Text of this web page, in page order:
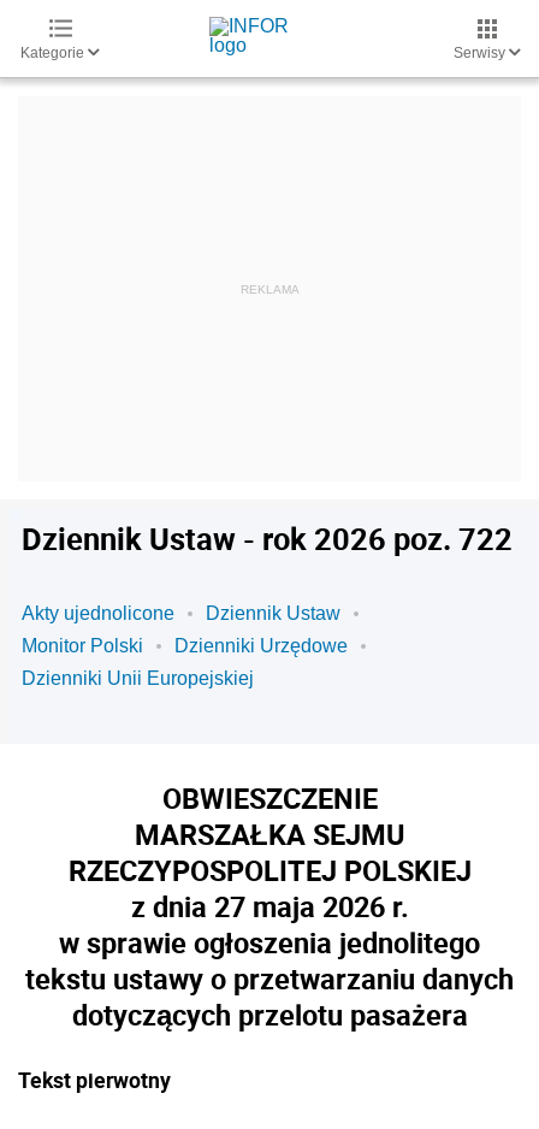
Kategorie Serwisy
Dziennik Ustaw - rok 2026 poz. 722
Akty ujednolicone
Dziennik Ustaw
Monitor Polski
Dzienniki Urzędowe
Dzienniki Unii Europejskiej
OBWIESZCZENIE
MARSZAŁKA SEJMU
RZECZYPOSPOLITEJ POLSKIEJ
z dnia 27 maja 2026 r.
w sprawie ogłoszenia jednolitego
tekstu ustawy o przetwarzaniu danych
dotyczących przelotu pasażera
Tekst pierwotny